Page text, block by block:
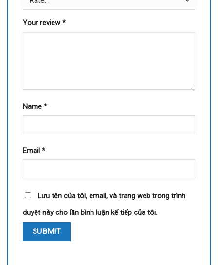
Your review *
Name *
Email *
Lưu tên của tôi, email, và trang web trong trình
duyệt này cho lần bình luận kế tiếp của tôi.